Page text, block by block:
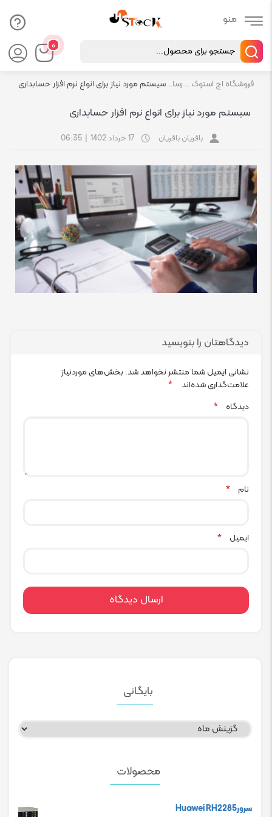
۰
Products
search
فروشگاه اچ استوک بازار انلاین تجهیزات کامپیوتر استوک رسانهسیستم مورد نیاز برای انواع نرم افزار حسابداری
سیستم مورد نیاز برای انواع نرم افزار حسابداری
باقریان باقریان 17 خرداد 1402 06:35
دیدگاهتان را بنویسید
نشانی ایمیل شما منتشر نخواهد شد. بخش‌های موردنیاز
علامت‌گذاری شده‌اند
*
دیدگاه
*
نام *
ایمیل *
بایگانی
بایگانی
محصولات
سرورHuawei RH2285